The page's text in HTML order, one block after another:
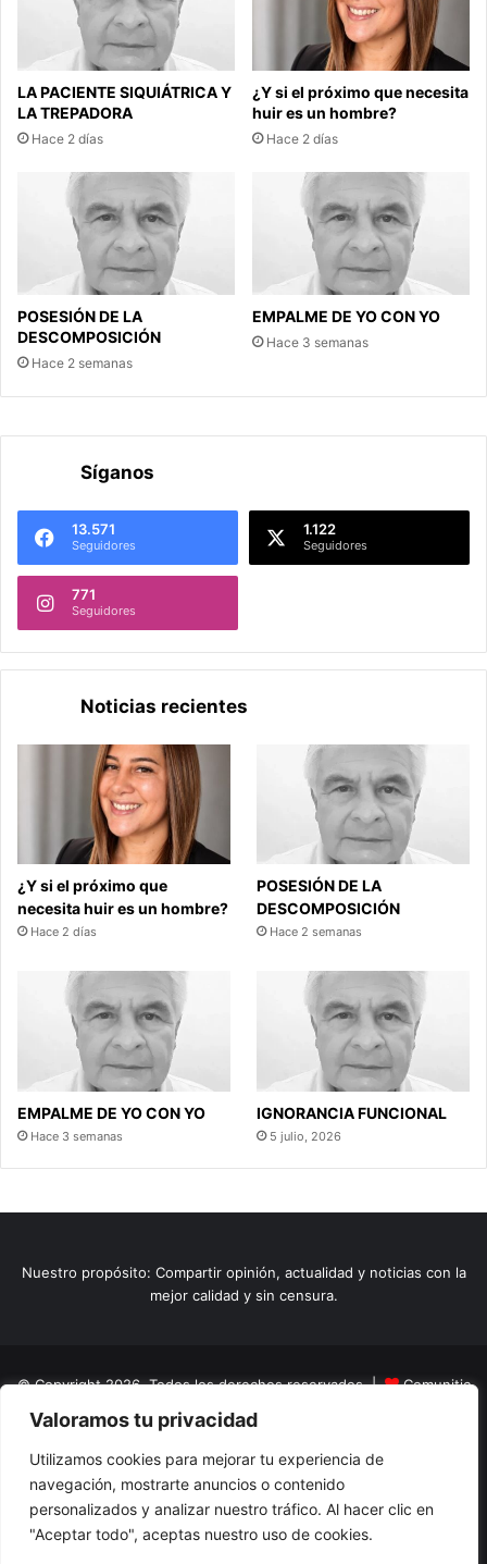
Valoramos tu privacidad
Utilizamos cookies para mejorar tu experiencia de
navegación, mostrarte anuncios o contenido
personalizados y analizar nuestro tráfico. Al hacer clic en
"Aceptar todo", aceptas nuestro uso de cookies.
LA PACIENTE SIQUIÁTRICA Y
LA TREPADORA
Hace 2 días
¿Y si el próximo que necesita
huir es un hombre?
Hace 2 días
POSESIÓN DE LA
DESCOMPOSICIÓN
Hace 2 semanas
EMPALME DE YO CON YO
Hace 3 semanas
Síganos
13.571
Seguidores
1.122
Seguidores
771
Seguidores
Noticias recientes
¿Y si el próximo que
necesita huir es un hombre?
Hace 2 días
POSESIÓN DE LA
DESCOMPOSICIÓN
Hace 2 semanas
EMPALME DE YO CON YO
Hace 3 semanas
IGNORANCIA FUNCIONAL
5 julio, 2026
Nuestro propósito: Compartir opinión, actualidad y noticias con la
mejor calidad y sin censura.
© Copyright 2026, Todos los derechos reservados |
Comunitic
SAS BICNit 901228106
Home
Actualidad Variedades Opinion Turismo
El Tinteadero
Caricaturas Reportajes
FacebookYouTubeInstagram